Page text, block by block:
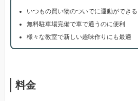
いつもの買い物のついでに運動ができる
無料駐車場完備で車で通うのに便利
様々な教室で新しい趣味作りにも最適
料金